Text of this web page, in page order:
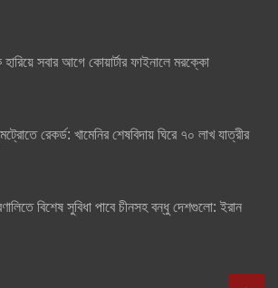
হারিয়ে সবার আগে কোয়ার্টার ফাইনালে মরক্কো
রেকর্ড: খামেনির শেষবিদায় ঘিরে ৭০ লাখ যাত্রীর
বিশেষ সুবিধা পাবে চীনসহ বন্ধু দেশগুলো: ইরান